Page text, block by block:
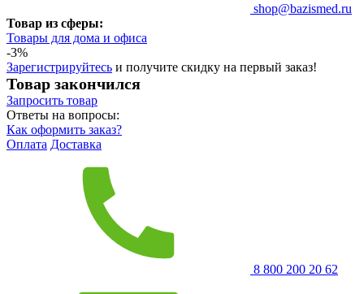
shop@bazismed.ru
Товар из сферы:
Товары для дома и офиса
-3%
Зарегистрируйтесь и получите скидку на первый заказ!
Товар закончился
Запросить товар
Ответы на вопросы:
Как оформить заказ?
Оплата Доставка
8 800 200 20 62